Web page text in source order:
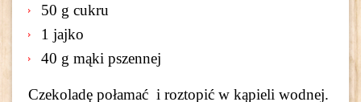
50 g cukru
1 jajko
40 g mąki pszennej
Czekoladę połamać i roztopić w kąpieli wodnej.